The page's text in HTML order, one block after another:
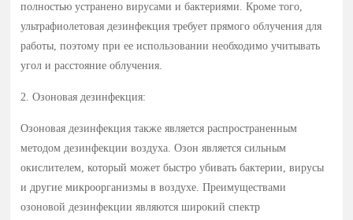
полностью устранено вирусами и бактериями. Кроме того,
ультрафиолетовая дезинфекция требует прямого облучения для
работы, поэтому при ее использовании необходимо учитывать
угол и расстояние облучения.
2. Озоновая дезинфекция:
Озоновая дезинфекция также является распространенным
методом дезинфекции воздуха. Озон является сильным
окислителем, который может быстро убивать бактерии, вирусы
и другие микроорганизмы в воздухе. Преимуществами
озоновой дезинфекции являются широкий спектр